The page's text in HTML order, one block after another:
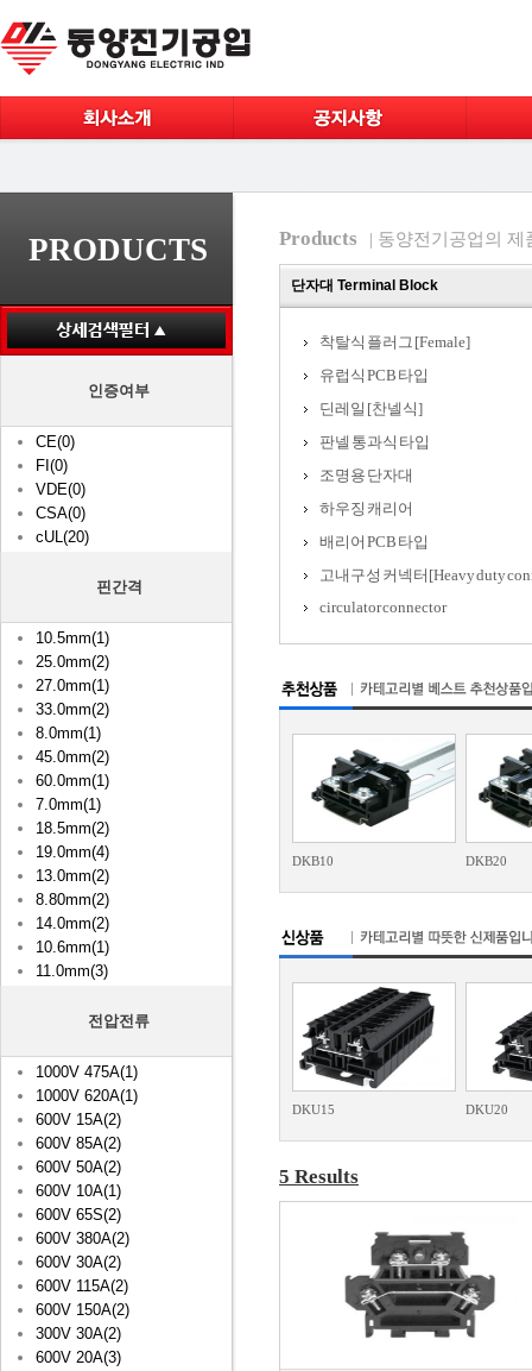
PRODUCTS
인증여부
CE(0)
FI(0)
VDE(0)
CSA(0)
cUL(20)
핀간격
10.5mm(1)
25.0mm(2)
27.0mm(1)
33.0mm(2)
8.0mm(1)
45.0mm(2)
60.0mm(1)
7.0mm(1)
18.5mm(2)
19.0mm(4)
13.0mm(2)
8.80mm(2)
14.0mm(2)
10.6mm(1)
11.0mm(3)
전압전류
1000V 475A(1)
1000V 620A(1)
600V 15A(2)
600V 85A(2)
600V 50A(2)
600V 10A(1)
600V 65S(2)
600V 380A(2)
600V 30A(2)
600V 115A(2)
600V 150A(2)
300V 30A(2)
600V 20A(3)
Products | 동양전기공업의 제
단자대 Terminal Block
착탈식 플러그 [Female]
유럽식 PCB 타입
딘레일 [찬넬식]
판넬 통과식 타입
조명용 단자대
하우징 캐리어
배리어 PCB 타입
고내구성 커넥터[Heavy duty
circulator connector
DKB10 DKB20
DKU15 DKU20
5 Results